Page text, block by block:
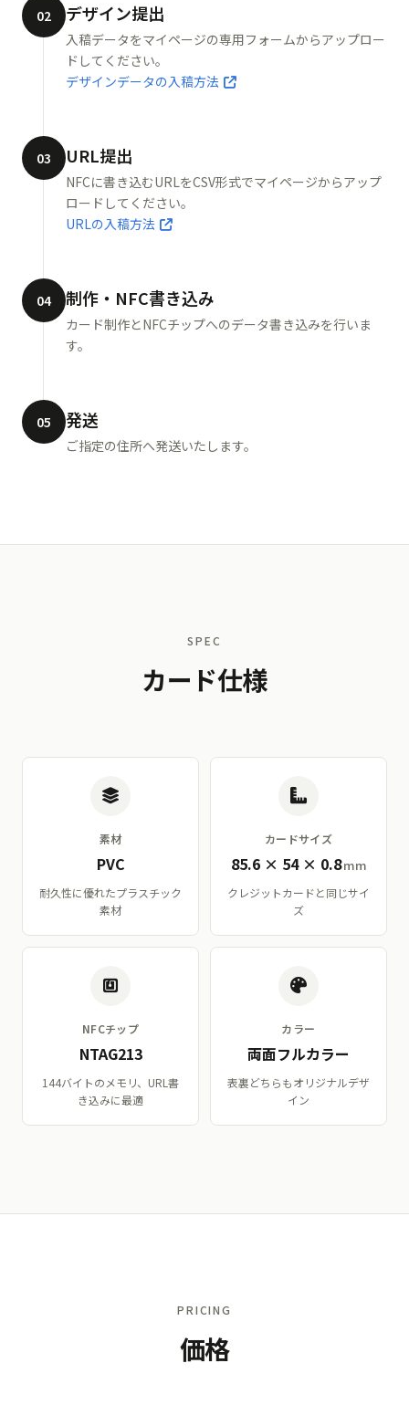
02 デザイン提出
入稿データをマイページの専用フォームからアップロー
ドしてください。
デザインデータの入稿方法
03 URL提出
NFCに書き込むURLをCSV形式でマイページからアップ
ロードしてください。
URLの入稿方法
04 制作・NFC書き込み
カード制作とNFCチップへのデータ書き込みを行いま
す。
05 発送
ご指定の住所へ発送いたします。
SPEC
カード仕様
素材
PVC
耐久性に優れたプラスチック
素材
カードサイズ
85.6 × 54 × 0.8mm
クレジットカードと同じサイ
ズ
NFCチップ
NTAG213
144バイトのメモリ、URL書
き込みに最適
カラー
両面フルカラー
表裏どちらもオリジナルデザ
イン
PRICING
価格